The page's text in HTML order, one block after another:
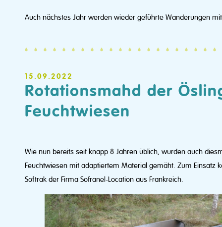
Auch nächstes Jahr werden wieder geführte Wanderungen
15.09.2022
Rotationsmahd der
Feuchtwiesen
Wie nun bereits seit knapp 8 Jahren üblich, wurden auch
Feuchtwiesen mit adaptiertem Material gemäht. Zum Einsatz
Softrak der Firma Sofranel-Location aus Frankreich.